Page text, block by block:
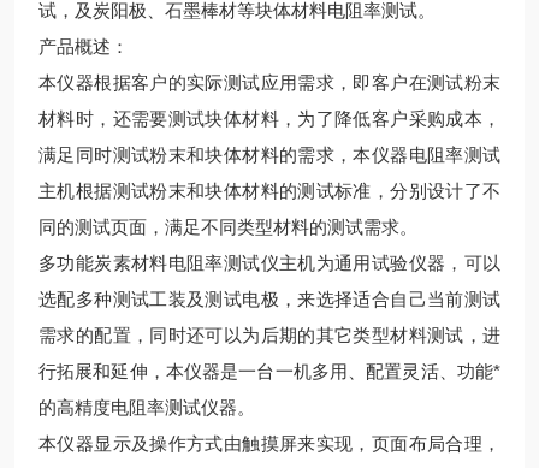
试，及炭阳极、石墨棒材等块体材料电阻率测试。
产品概述：
本仪器根据客户的实际测试应用需求，即客户在测试粉末
材料时，还需要测试块体材料，为了降低客户采购成本，
满足同时测试粉末和块体材料的需求，本仪器电阻率测试
主机根据测试粉末和块体材料的测试标准，分别设计了不
同的测试页面，满足不同类型材料的测试需求。
多功能炭素材料电阻率测试仪主机为通用试验仪器，可以
选配多种测试工装及测试电极，来选择适合自己当前测试
需求的配置，同时还可以为后期的其它类型材料测试，进
行拓展和延伸，本仪器是一台一机多用、配置灵活、功能*
的高精度电阻率测试仪器。
本仪器显示及操作方式由触摸屏来实现，页面布局合理，